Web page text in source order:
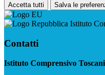
Accetta tutti Salva le
Istituto
Contatti
Istituto Comprensivo